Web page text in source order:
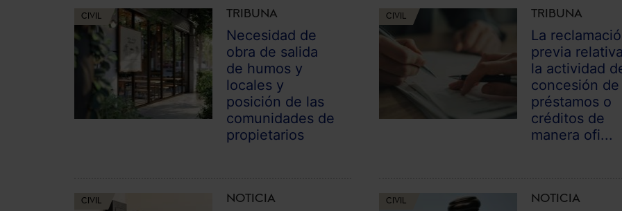
CIVIL TRIBUNA
Necesidad de
obra de salida
de humos y
locales y
posición de las
comunidades de
propietarios
CIVIL TRIBUNA
La
previa
la actividad
concesión de
préstamos o
créditos de
manera ofi...
CIVIL NOTICIA CIVIL NOTICIA